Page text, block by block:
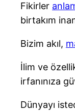
Fikirler
birtakım
Bizim akıl,
İlim ve
irfanınıza
Dünyayı